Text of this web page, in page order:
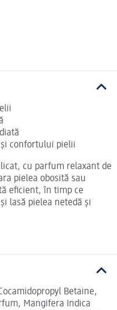
confortului pielii
cu parfum relaxant de
pielea obosită sau
eficient, în timp ce
lasă pielea netedă și
Betaine,
Mangifera Indica